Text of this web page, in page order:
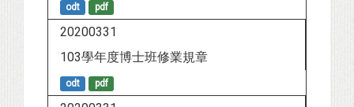
odt pdf
20200331
103學年度博士班修業規章
odt pdf